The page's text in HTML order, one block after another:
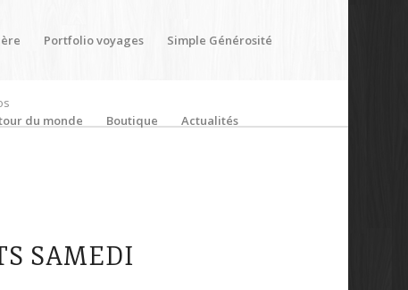
Portfolio voyages Simple Générosité
du monde Boutique Actualités
SAMEDI